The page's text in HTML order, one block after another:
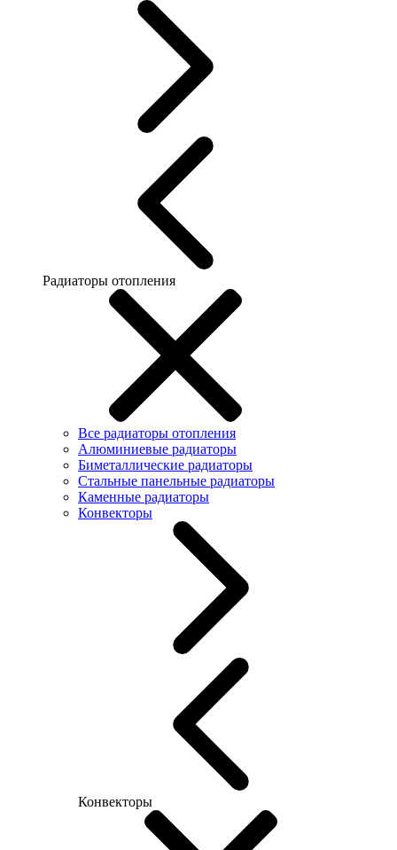
Радиаторы отопления
Все радиаторы отопления
Алюминиевые радиаторы
Биметаллические радиаторы
Стальные панельные радиаторы
Каменные радиаторы
Конвекторы
Конвекторы